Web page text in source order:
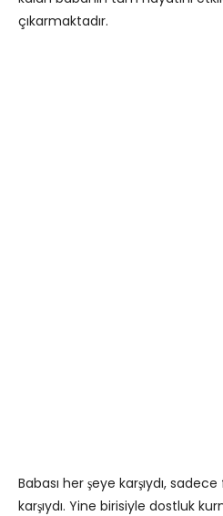
çıkarmaktadır.
Babası her şeye karşıydı,
karşıydı. Yine birisiyle dostluk